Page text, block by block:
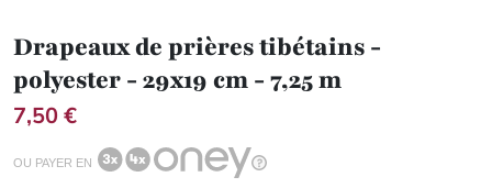
Drapeaux de prières tibétains -
polyester - 29x19 cm - 7,25 m
7,50 €
OU PAYER EN